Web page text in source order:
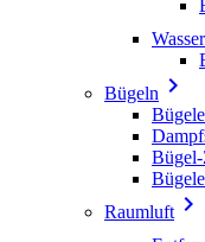
Bügeln 
Raumluft 